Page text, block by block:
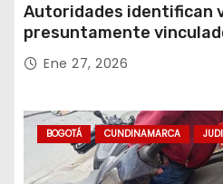
Autoridades identifican
presuntamente
conjuntos residenciales
Ene 27, 2026
BOGOTÁ CUNDINAMARCA